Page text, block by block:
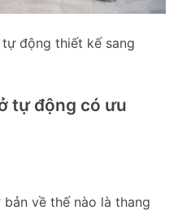
động thiết kế sang
tự động có ưu
về thế nào là thang